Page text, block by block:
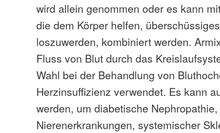
wird allein genommen oder es kann
die dem Körper helfen,
loszuwerden, kombiniert werden.
Fluss von Blut durch das
Wahl bei der Behandlung von
Herzinsuffizienz verwendet. Es kann
werden, um diabetische Nephropathie,
Nierenerkrankungen, systemischer